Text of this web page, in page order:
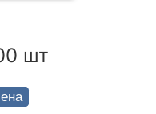
шт